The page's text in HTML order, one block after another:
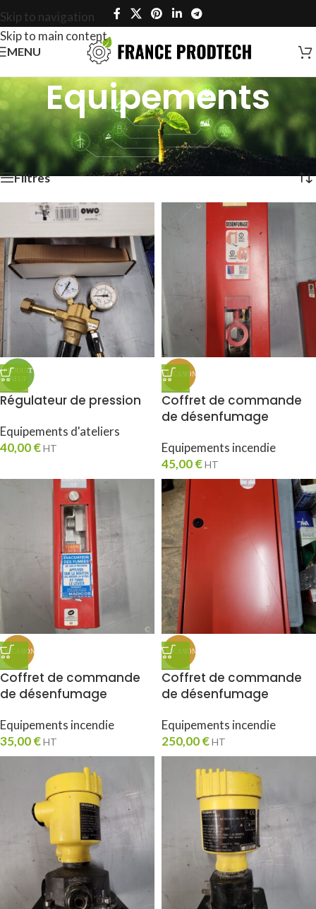
Skip to navigation
Skip to main content
MENU
Equipements
Accueil /Equipements /Page 17
Affichage de 385–408 sur 416 résultats
Filtres
Régulateur de pression
Equipements d'ateliers
40,00€HT
Coffret de commande
de désenfumage
Equipements incendie
45,00€HT
Coffret de commande
de désenfumage
Equipements incendie
35,00€HT
Coffret de commande
de désenfumage
Equipements incendie
250,00€HT